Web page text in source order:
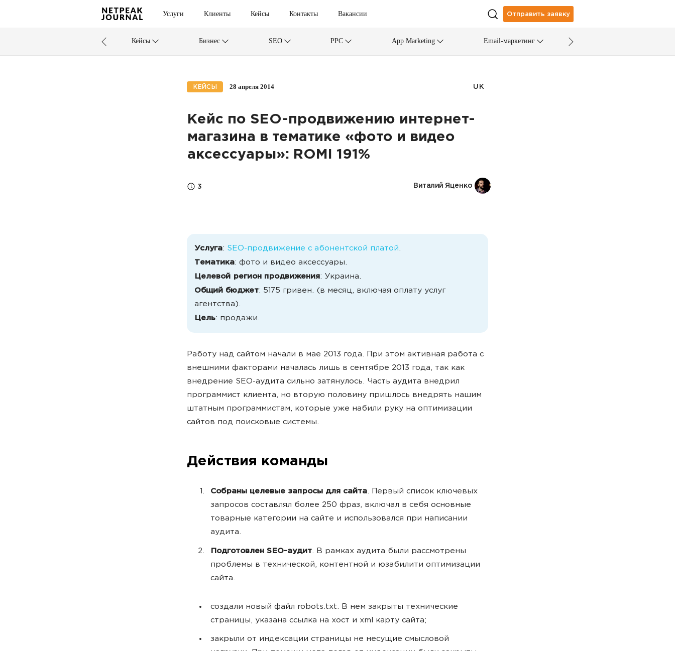
Услуги Клиенты Кейсы Контакты Вакансии Отправить заявку
Кейсы Бизнес SEO PPC App Marketing Email-маркетинг
КЕЙСЫ 28 апреля 2014 UK
Кейс по SEO-продвижению интернет-
магазина в тематике «фото и видео
аксессуары»: ROMI 191%
3 Виталий Яценко
Услуга: SEO-продвижение с абонентской платой.
Тематика: фото и видео аксессуары.
Целевой регион продвижения: Украина.
Общий бюджет: 5175 гривен. (в месяц, включая оплату услуг
агентства).
Цель: продажи.
Работу над сайтом начали в мае 2013 года. При этом активная работа с
внешними факторами началась лишь в сентябре 2013 года, так как
внедрение SEO-аудита сильно затянулось. Часть аудита внедрил
программист клиента, но вторую половину пришлось внедрять нашим
штатным программистам, которые уже набили руку на оптимизации
сайтов под поисковые системы.
Действия команды
Собраны целевые запросы для сайта. Первый список ключевых
запросов составлял более 250 фраз, включал в себя основные
товарные категории на сайте и использовался при написании
аудита.
Подготовлен SEO-аудит. В рамках аудита были рассмотрены
проблемы в технической, контентной и юзабилити оптимизации
сайта.
создали новый файл robots.txt. В нем закрыты технические
страницы, указана ссылка на хост и xml карту сайта;
закрыли от индексации страницы не несущие смысловой